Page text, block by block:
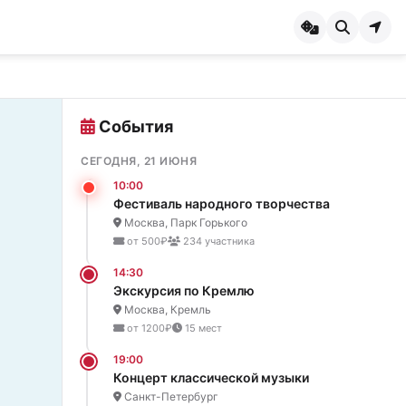
События
СЕГОДНЯ, 21 ИЮНЯ
10:00
Фестиваль народного творчества
Москва, Парк Горького
от 500₽ 234 участника
14:30
Экскурсия по Кремлю
Москва, Кремль
от 1200₽ 15 мест
19:00
Концерт классической музыки
Санкт-Петербург